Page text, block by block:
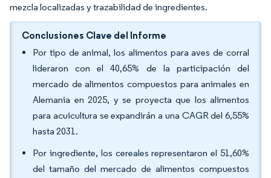
mezcla localizadas y trazabilidad de ingredientes.
Conclusiones Clave del Informe
Por tipo de animal, los alimentos para aves de corral
lideraron con el 40,65% de la participación del
mercado de alimentos compuestos para animales en
Alemania en 2025, y se proyecta que los alimentos
para acuicultura se expandirán a una CAGR del 6,55%
hasta 2031.
Por ingrediente, los cereales representaron el 51,60%
del tamaño del mercado de alimentos compuestos